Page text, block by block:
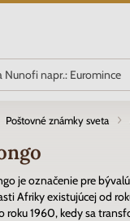
Poštovné známky sveta
je označenie pre
Afriky existujúcej od
roku 1960, kedy sa